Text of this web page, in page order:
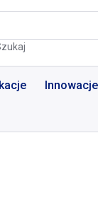
Innowacje